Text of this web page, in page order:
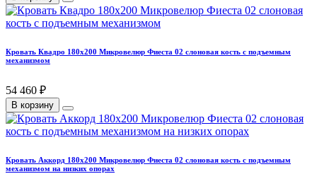
Кровать Квадро 180х200 Микровелюр Фиеста 02 слоновая кость с подъемным
механизмом
54 460 ₽
В корзину
Кровать Аккорд 180х200 Микровелюр Фиеста 02 слоновая кость с подъемным
механизмом на низких опорах